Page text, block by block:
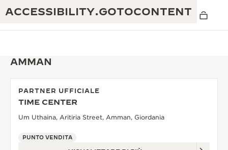
ACCESSIBILITY.GOTOCONTENT
GARANZIA JAEGER-LECOULTRE
IL REVERSO 1931 CAFÉ
ECCELLENZA: OLTRE 190 ANNI DI TRADIZIONE
AMMAN
PARTNER UFFICIALE
TIME CENTER
Um Uthaina, Aritiria Street, Amman, Giordania
PUNTO VENDITA